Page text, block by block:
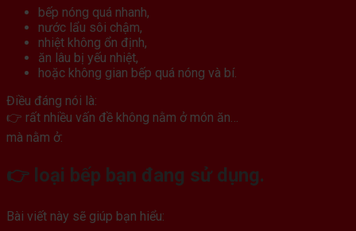
bếp nóng quá nhanh,
nước lẩu sôi chậm,
nhiệt không ổn định,
ăn lâu bị yếu nhiệt,
hoặc không gian bếp quá nóng và bí.
Điều đáng nói là:
👉 rất nhiều vấn đề không nằm ở món ăn…
mà nằm ở:
👉 loại bếp bạn đang sử dụng.
Bài viết này sẽ giúp bạn hiểu: